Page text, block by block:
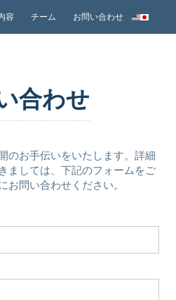
容 チーム お問い合わせ
合わせ
のお手伝いをいたします。詳細
ましては、下記のフォームをご
お問い合わせください。